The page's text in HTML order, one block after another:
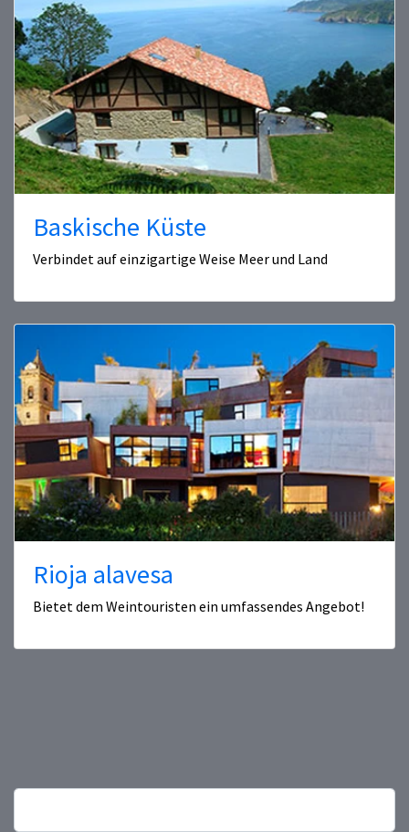
Baskische Küste
Verbindet auf einzigartige Weise Meer und Land
Rioja alavesa
Bietet dem Weintouristen ein umfassendes Angebot!